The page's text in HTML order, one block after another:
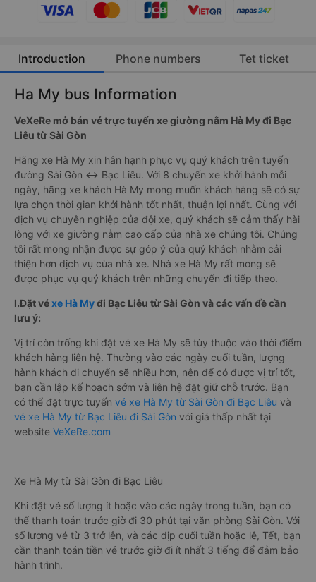
Introduction Phone numbers Tet ticket
Ha My bus Information
VeXeRe mở bán vé trực tuyến xe giường nằm Hà My đi Bạc
Liêu từ Sài Gòn
Hãng xe Hà My xin hân hạnh phục vụ quý khách trên tuyến
đường Sài Gòn ↔ Bạc Liêu. Với 8 chuyến xe khởi hành mỗi
ngày, hãng xe khách Hà My mong muốn khách hàng sẽ có sự
lựa chọn thời gian khởi hành tốt nhất, thuận lợi nhất. Cùng với
dịch vụ chuyên nghiệp của đội xe, quý khách sẽ cảm thấy hài
lòng với xe giường nằm cao cấp của nhà xe chúng tôi. Chúng
tôi rất mong nhận được sự góp ý của quý khách nhằm cải
thiện hơn dịch vụ cùa nhà xe. Nhà xe Hà My rất mong sẽ
được phục vụ quý khách trên những chuyến đi tiếp theo.
I.Đặt véxe Hà Myđi Bạc Liêu từ Sài Gòn và các vấn đề cần
lưu ý:
Vị trí còn trống khi đặt vé xe Hà My sẽ tùy thuộc vào thời điểm
khách hàng liên hệ. Thường vào các ngày cuối tuần, lượng
hành khách di chuyển sẽ nhiều hơn, nên để có được vị trí tốt,
bạn cần lập kế hoạch sớm và liên hệ đặt giữ chỗ trước. Bạn
có thể đặt trực tuyến vé xe Hà My từ Sài Gòn đi Bạc Liêu và
vé xe Hà My từ Bạc Liêu đi Sài Gòn với giá thấp nhất tại
website VeXeRe.com
Xe Hà My từ Sài Gòn đi Bạc Liêu
Khi đặt vé số lượng ít hoặc vào các ngày trong tuần, bạn có
thể thanh toán trước giờ đi 30 phút tại văn phòng Sài Gòn. Với
số lượng vé từ 3 trở lên, và các dịp cuối tuần hoặc lễ, Tết, bạn
cần thanh toán tiền vé trước giờ đi ít nhất 3 tiếng để đảm bảo
hành trình.